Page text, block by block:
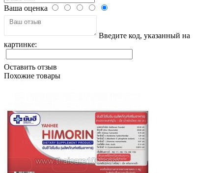
Ваша оценка
Введите код, указанный на
картинке:
Оставить отзыв
Похожие товары